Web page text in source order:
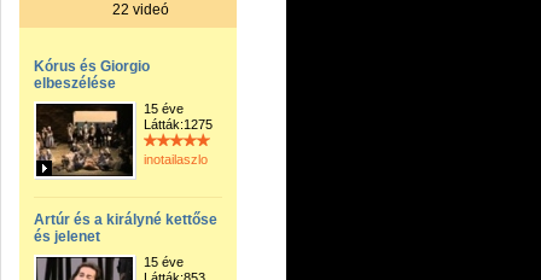
22 videó
Kórus és Giorgio
elbeszélése
15 éve
Látták:1275
inotailaszlo
Artúr és a királyné kettőse
és jelenet
15 éve